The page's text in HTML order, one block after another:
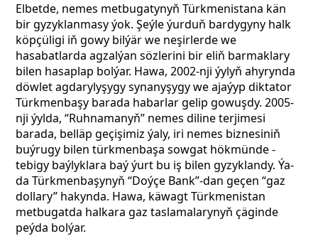
Elbetde, nemes metbugatynyň Türkmenistana kän
bir gyzyklanmasy ýok. Şeýle ýurduň bardygyny halk
köpçüligi iň gowy bilýär we neşirlerde we
hasabatlarda agzalýan sözlerini bir eliň barmaklary
bilen hasaplap bolýar. Hawa, 2002-nji ýylyň ahyrynda
döwlet agdarylyşygy synanyşygy we ajaýyp diktator
Türkmenbaşy barada habarlar gelip gowuşdy. 2005-
nji ýylda, “Ruhnamanyň” nemes diline terjimesi
barada, belläp geçişimiz ýaly, iri nemes biznesiniň
buýrugy bilen türkmenbaşa sowgat hökmünde -
tebigy baýlyklara baý ýurt bu iş bilen gyzyklandy. Ýa-
da Türkmenbaşynyň “Doýçe Bank”-dan geçen “gaz
dollary” hakynda. Hawa, käwagt Türkmenistan
metbugatda halkara gaz taslamalarynyň çäginde
peýda bolýar.